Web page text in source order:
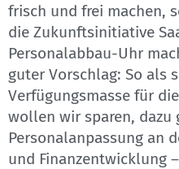
frisch und frei machen,
die Zukunftsinitiative
Personalabbau-Uhr
guter Vorschlag: So als
Verfügungsmasse für
wollen wir sparen, dazu
Personalanpassung an
und Finanzentwicklung